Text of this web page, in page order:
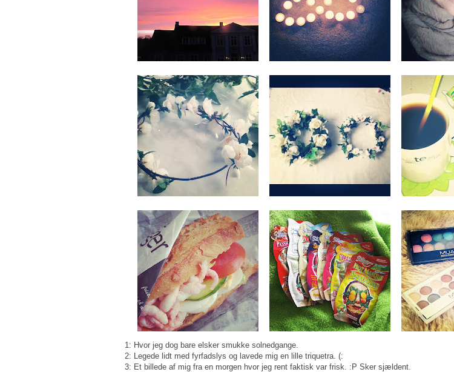
1: Hvor jeg dog bare elsker smukke solnedgange.
2: Legede lidt med fyrfadslys og lavede mig en lille triquetra. (:
3: Et billede af mig fra en morgen hvor jeg rent faktisk var frisk. :P Sker sjældent.